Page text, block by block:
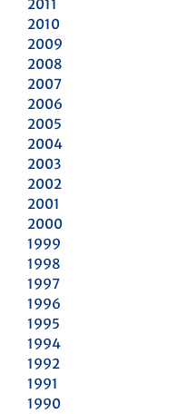
2011
2010
2009
2008
2007
2006
2005
2004
2003
2002
2001
2000
1999
1998
1997
1996
1995
1994
1992
1991
1990